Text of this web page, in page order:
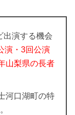
出演する機会
演・3回公演
山梨県の長者
河口湖町の特